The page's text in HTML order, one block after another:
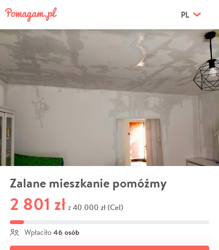
PL
Zalane mieszkanie pomóżmy
2 801 zł z 40 000 zł (Cel)
Wpłaciło 46 osób